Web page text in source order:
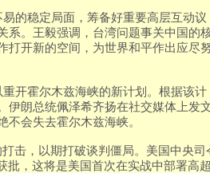
的稳定局面，筹备好重要高层互动议
系。王毅强调，台湾问题事关中国的
打开新的空间，为世界和平作出应尽
开霍尔木兹海峡的新计划。根据该计
伊朗总统佩泽希齐扬在社交媒体上发
会失去霍尔木兹海峡。
击，以期打破谈判僵局。美国中央司
批，这将是美国首次在实战中部署高